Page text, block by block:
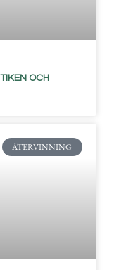
OCH
ÅTERVINNING